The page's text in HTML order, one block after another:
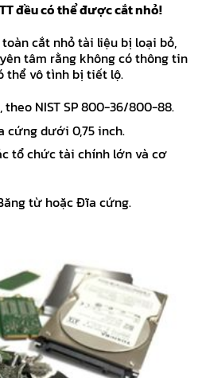
đều có thể được cắt nhỏ!
cắt nhỏ tài liệu bị loại bỏ,
tâm rằng không có thông tin
thể vô tình bị tiết lộ.
theo NIST SP 800-36/800-88.
cứng dưới 0,75 inch.
tổ chức tài chính lớn và cơ
từ hoặc Đĩa cứng.